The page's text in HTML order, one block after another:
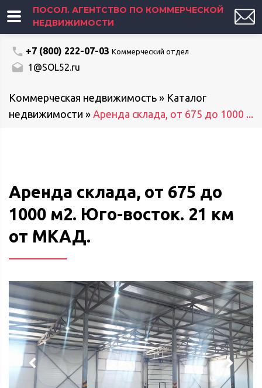
+7 (800) 222-07-03 Коммерческий отдел
1@SOL52.ru
ПОСОЛ. АГЕНТСТВО ПО КОММЕРЧЕСКОЙ
НЕДВИЖИМОСТИ
Коммерческая недвижимость » Каталог
недвижимости » Аренда склада, от 675 до 1000 ...
Аренда склада, от 675 до
1000 м2. Юго-восток. 21 км
от МКАД.